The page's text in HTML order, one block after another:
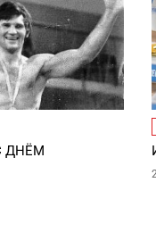
ДНЁМ